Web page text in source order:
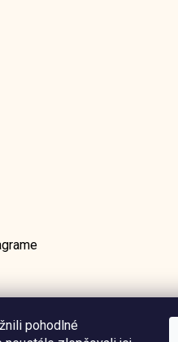
pohodlné